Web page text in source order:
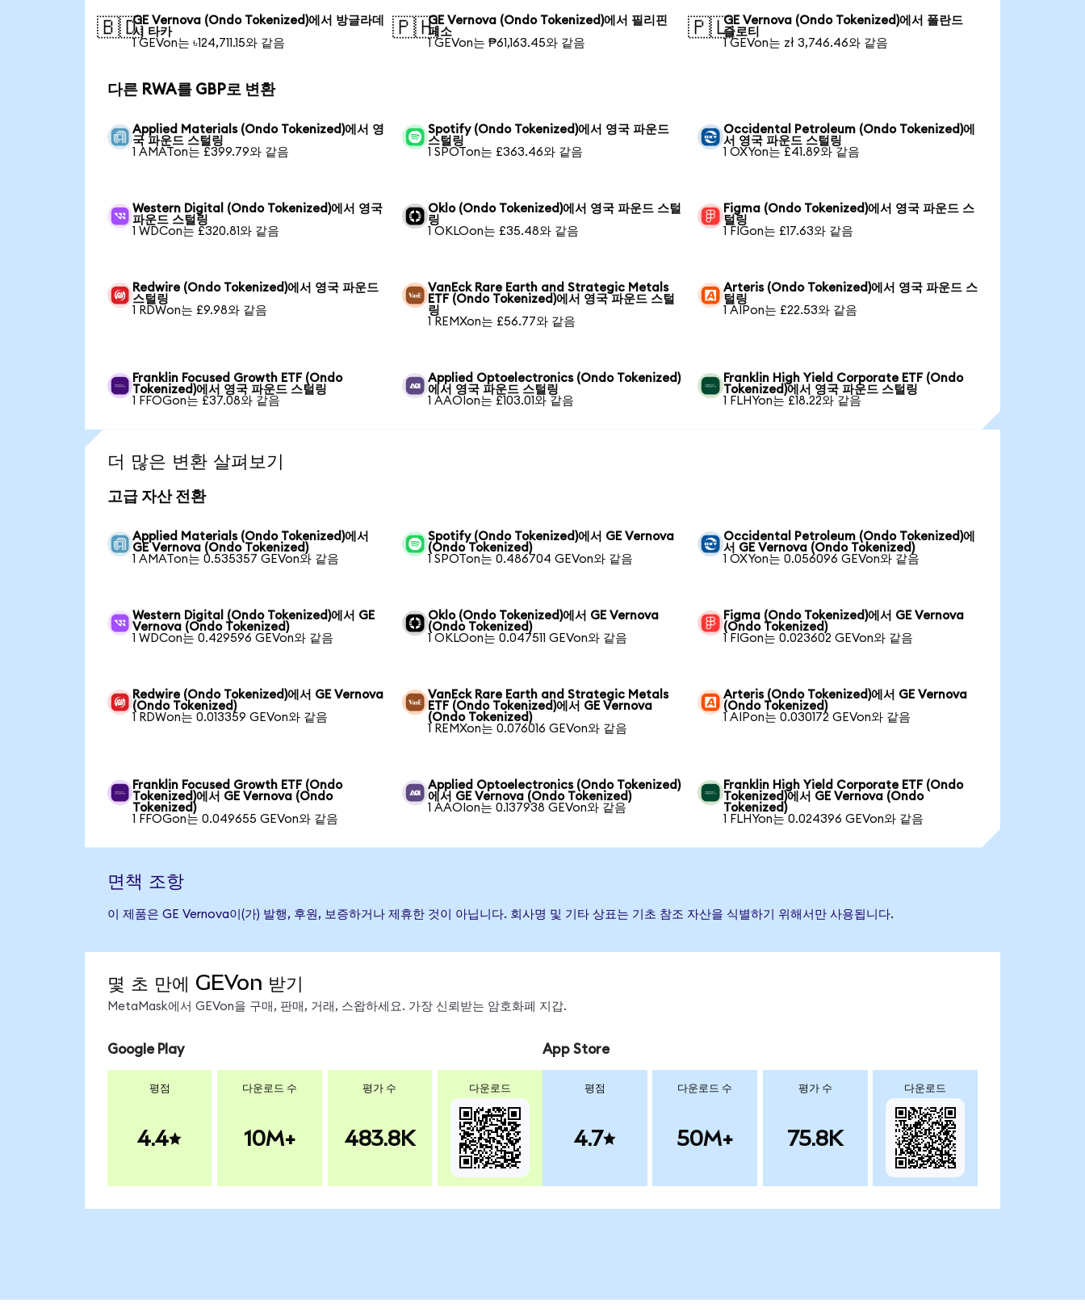
🇧🇩GE Vernova (Ondo Tokenized)에서 방글라데
시 타카
1 GEVon는 ৳124,711.15와 같음
🇵🇭GE Vernova (Ondo Tokenized)에서 필리핀
페소
1 GEVon는 ₱61,163.45와 같음
🇵🇱GE Vernova (Ondo Tokenized)에서 폴란드
즐로티
1 GEVon는 zł 3,746.46와 같음
다른 RWA를 GBP로 변환
Applied Materials (Ondo Tokenized)에서 영
국 파운드 스털링
1 AMATon는 £399.79와 같음
Spotify (Ondo Tokenized)에서 영국 파운드
스털링
1 SPOTon는 £363.46와 같음
Occidental Petroleum (Ondo Tokenized)에
서 영국 파운드 스털링
1 OXYon는 £41.89와 같음
Western Digital (Ondo Tokenized)에서 영국
파운드 스털링
1 WDCon는 £320.81와 같음
Oklo (Ondo Tokenized)에서 영국 파운드 스털
링
1 OKLOon는 £35.48와 같음
Figma (Ondo Tokenized)에서 영국 파운드 스
털링
1 FIGon는 £17.63와 같음
Redwire (Ondo Tokenized)에서 영국 파운드
스털링
1 RDWon는 £9.98와 같음
VanEck Rare Earth and Strategic Metals
ETF (Ondo Tokenized)에서 영국 파운드 스털
링
1 REMXon는 £56.77와 같음
Arteris (Ondo Tokenized)에서 영국 파운드 스
털링
1 AIPon는 £22.53와 같음
Franklin Focused Growth ETF (Ondo
Tokenized)에서 영국 파운드 스털링
1 FFOGon는 £37.08와 같음
Applied Optoelectronics (Ondo Tokenized)
에서 영국 파운드 스털링
1 AAOIon는 £103.01와 같음
Franklin High Yield Corporate ETF (Ondo
Tokenized)에서 영국 파운드 스털링
1 FLHYon는 £18.22와 같음
더 많은 변환 살펴보기
고급 자산 전환
Applied Materials (Ondo Tokenized)에서
GE Vernova (Ondo Tokenized)
1 AMATon는 0.535357 GEVon와 같음
Spotify (Ondo Tokenized)에서 GE Vernova
(Ondo Tokenized)
1 SPOTon는 0.486704 GEVon와 같음
Occidental Petroleum (Ondo Tokenized)에
서 GE Vernova (Ondo Tokenized)
1 OXYon는 0.056096 GEVon와 같음
Western Digital (Ondo Tokenized)에서 GE
Vernova (Ondo Tokenized)
1 WDCon는 0.429596 GEVon와 같음
Oklo (Ondo Tokenized)에서 GE Vernova
(Ondo Tokenized)
1 OKLOon는 0.047511 GEVon와 같음
Figma (Ondo Tokenized)에서 GE Vernova
(Ondo Tokenized)
1 FIGon는 0.023602 GEVon와 같음
Redwire (Ondo Tokenized)에서 GE Vernova
(Ondo Tokenized)
1 RDWon는 0.013359 GEVon와 같음
VanEck Rare Earth and Strategic Metals
ETF (Ondo Tokenized)에서 GE Vernova
(Ondo Tokenized)
1 REMXon는 0.076016 GEVon와 같음
Arteris (Ondo Tokenized)에서 GE Vernova
(Ondo Tokenized)
1 AIPon는 0.030172 GEVon와 같음
Franklin Focused Growth ETF (Ondo
Tokenized)에서 GE Vernova (Ondo
Tokenized)
1 FFOGon는 0.049655 GEVon와 같음
Applied Optoelectronics (Ondo Tokenized)
에서 GE Vernova (Ondo Tokenized)
1 AAOIon는 0.137938 GEVon와 같음
Franklin High Yield Corporate ETF (Ondo
Tokenized)에서 GE Vernova (Ondo
Tokenized)
1 FLHYon는 0.024396 GEVon와 같음
면책 조항
이 제품은 GE Vernova이(가) 발행, 후원, 보증하거나 제휴한 것이 아닙니다. 회사명 및 기타 상표는 기초 참조 자산을 식별하기 위해서만 사용됩니다.
몇 초 만에 GEVon 받기
MetaMask에서 GEVon을 구매, 판매, 거래, 스왑하세요. 가장 신뢰받는 암호화폐 지갑.
Google Play
평점
4.4
다운로드 수
10M+
평가 수
483.8K
다운로드
App Store
평점
4.7
다운로드 수
50M+
평가 수
75.8K
다운로드